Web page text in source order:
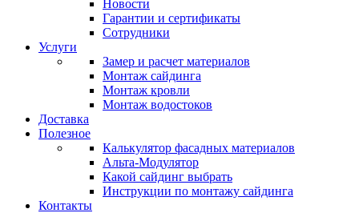
Новости
Гарантии и сертификаты
Сотрудники
Услуги
Замер и расчет материалов
Монтаж сайдинга
Монтаж кровли
Монтаж водостоков
Доставка
Полезное
Калькулятор фасадных материалов
Альта-Модулятор
Какой сайдинг выбрать
Инструкции по монтажу сайдинга
Контакты